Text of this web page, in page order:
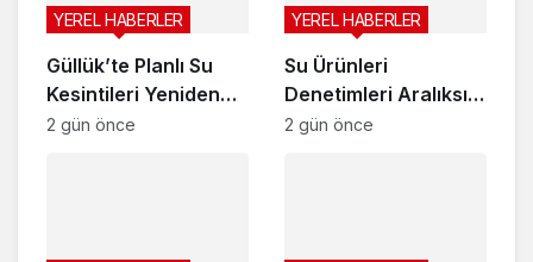
Güllük’te Planlı Su
Kesintileri Yeniden
Başlıyor
YEREL HABERLER
2 gün önce
Su Ürünleri
Denetimleri Aralıksız
Sürüyor
YEREL HABERLER
2 gün önce